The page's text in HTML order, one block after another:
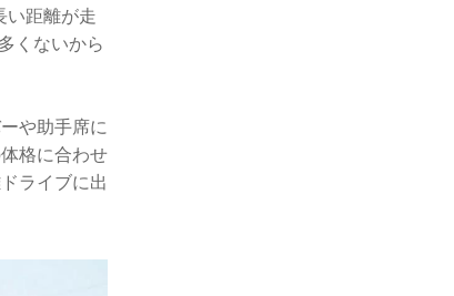
い距離が走
くないから
や助手席に
格に合わせ
ライブに出